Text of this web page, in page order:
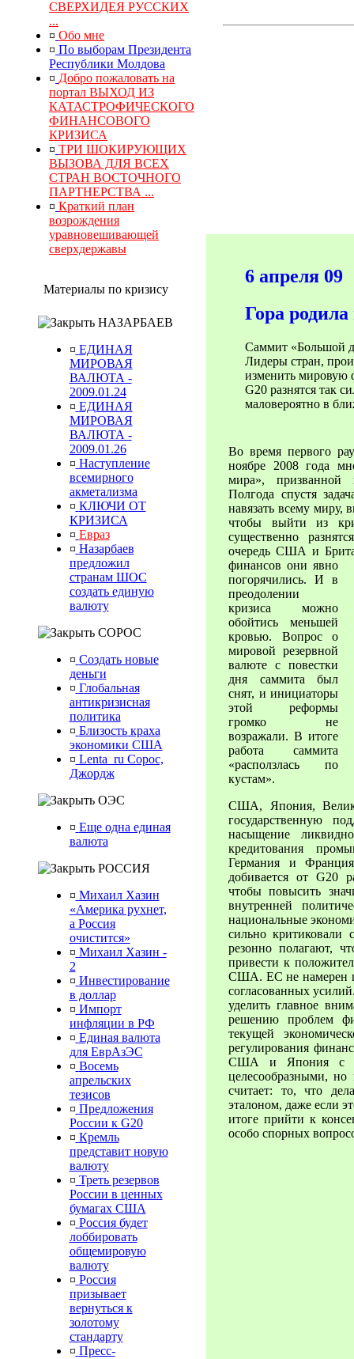
СВЕРХИДЕЯ РУССКИХ
...
¤ Обо мне
¤ По выборам Президента
Республики Молдова
¤ Добро пожаловать на
портал ВЫХОД ИЗ
КАТАСТРОФИЧЕСКОГО
ФИНАНСОВОГО
КРИЗИСА
¤ ТРИ ШОКИРУЮЩИХ
ВЫЗОВА ДЛЯ ВСЕХ
СТРАН ВОСТОЧНОГО
ПАРТНЕРСТВА ...
¤ Краткий план
возрождения
уравновешивающей
сверхдержавы
Материалы по кризису
НАЗАРБАЕВ
¤ ЕДИНАЯ
МИРОВАЯ
ВАЛЮТА -
2009.01.24
¤ ЕДИНАЯ
МИРОВАЯ
ВАЛЮТА -
2009.01.26
¤ Наступление
всемирного
акметализма
¤ КЛЮЧИ ОТ
КРИЗИСА
¤ Евраз
¤ Назарбаев
предложил
странам ШОС
создать единую
валюту
СОРОС
¤ Создать новые
деньги
¤ Глобальная
антикризисная
политика
¤ Близость краха
экономики США
¤ Lenta_ru Сорос,
Джордж
ОЭС
¤ Еще одна единая
валюта
РОССИЯ
¤ Михаил Хазин
«Америка рухнет,
а Россия
очистится»
¤ Михаил Хазин -
2
¤ Инвестирование
в доллар
¤ Импорт
инфляции в РФ
¤ Единая валюта
для ЕврАзЭС
¤ Восемь
апрельских
тезисов
¤ Предложения
России к G20
¤ Кремль
представит новую
валюту
¤ Треть резервов
России в ценных
бумагах США
¤ Россия будет
лоббировать
общемировую
валюту
¤ Россия
призывает
вернуться к
золотому
стандарту
¤ Пресс-
6 апреля 09
Гора
Саммит «Большой
Лидеры стран,
изменить мировую
G20 разнятся так
маловероятно в
Во время первого
ноябре 2008 года
мира», призванной
Полгода спустя
навязать всему миру,
чтобы выйти из
существенно
очередь США и
финансов они явно
погорячились. И в
преодолении
кризиса можно
обойтись меньшей
кровью. Вопрос о
мировой резервной
валюте с повестки
дня саммита был
снят, и инициаторы
этой реформы
громко не
возражали. В итоге
работа саммита
«расползлась по
кустам».
США, Япония,
государственную
насыщение
кредитования
Германия и
добивается от G20
чтобы повысить
внутренней
национальные
сильно
резонно полагают,
привести к
США. ЕС не намерен
согласованных
уделить главное
решению проблем
текущей
регулирования
США и Япония с
целесообразными,
считает: то, что
эталоном, даже если
итоге прийти к
особо спорных